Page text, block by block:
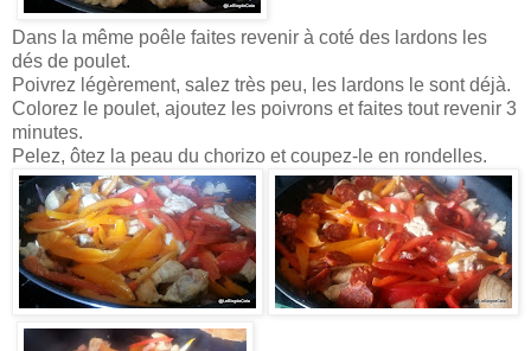
Dans la même poêle faites revenir à coté des lardons les
dés de poulet.
Poivrez légèrement, salez très peu, les lardons le sont déjà.
Colorez le poulet, ajoutez les poivrons et faites tout revenir 3
minutes.
Pelez, ôtez la peau du chorizo et coupez-le en rondelles.